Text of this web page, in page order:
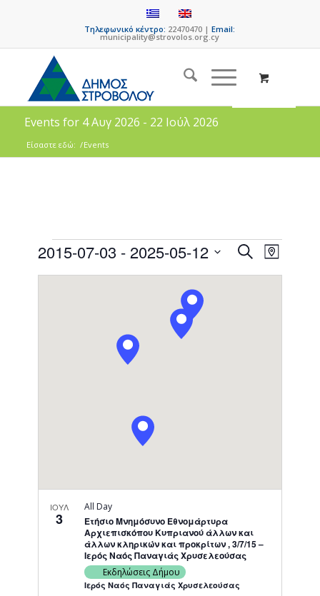
Τηλεφωνικό κέντρο: 22470470 |Email:
municipality@strovolos.org.cy
Events for 4 Αυγ 2026 - 22 Ιούλ 2026
Είσαστε εδώ: /Events
Events
Search
SearchEvent
Views
Map
2015-07-03 - 2025-05-12
ΙΟΥΛ
3
Ετήσιο Μνημόσυνο Εθνομάρτυρα
Αρχιεπισκόπου Κυπριανού άλλων και
άλλων κληρικών και προκρίτων , 3/7/15 –
Ιερός Ναός Παναγιάς Χρυσελεούσας
All Day
Εκδηλώσεις Δήμου
Ιερός Ναός Παναγιάς Χρυσελεούσας